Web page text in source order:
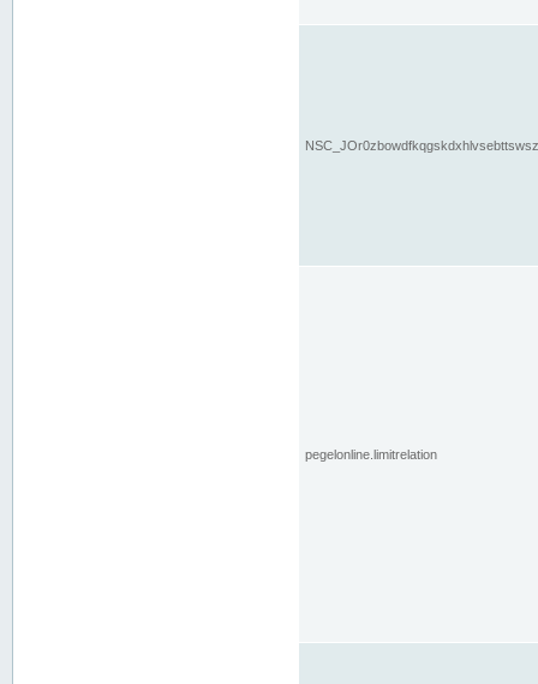
pegelonline.limitrelation